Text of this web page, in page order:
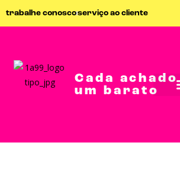
trabalhe conoscoserviço ao cliente
Cada achado
um barato